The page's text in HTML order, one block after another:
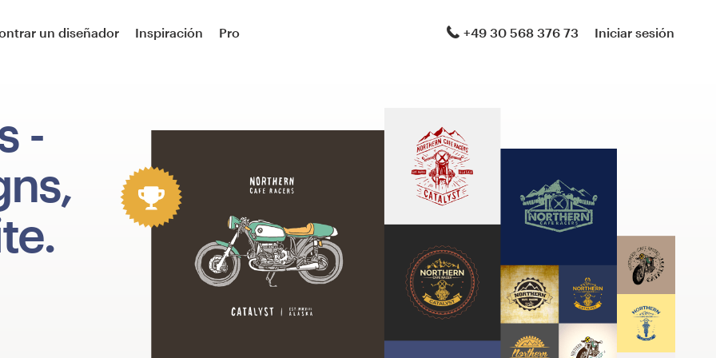
un diseñador Inspiración Pro +49 30 568 376 73 Iniciar sesión
-